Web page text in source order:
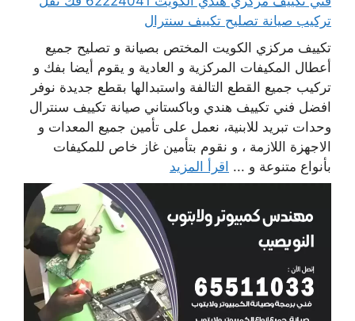
تركيب صيانة تصليح تكييف سنترال
تكييف مركزي الكويت المختص بصيانة و تصليح جميع
أعطال المكيفات المركزية و العادية و يقوم أيضا بفك و
تركيب جميع القطع التالفة واستبدالها بقطع جديدة نوفر
افضل فني تكييف هندي وباكستاني صيانة تكييف سنترال
وحدات تبريد للابنية، نعمل على تأمين جميع المعدات و
الاجهزة اللازمة ، و نقوم بتأمين غاز خاص للمكيفات
بأنواع متنوعة و ... اقرأ المزيد